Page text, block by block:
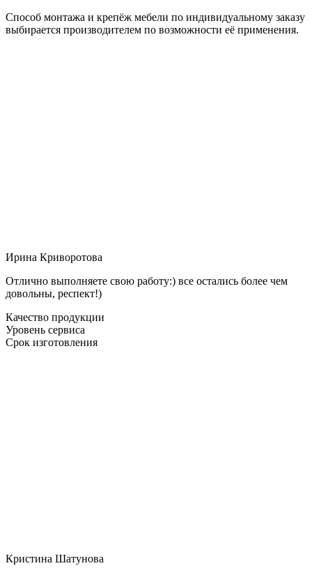
Способ монтажа и крепёж мебели по индивидуальному заказу
выбирается производителем по возможности её применения.
Ирина Криворотова
Отлично выполняете свою работу:) все остались более чем
довольны, респект!)
Качество продукции
Уровень сервиса
Срок изготовления
Кристина Шатунова